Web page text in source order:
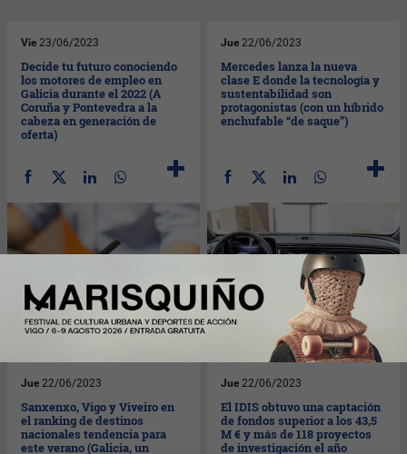
Vie 23/06/2023
Decide tu futuro conociendo
los motores de empleo en
Galicia durante el 2022 (A
Coruña y Pontevedra a la
cabeza en generación de
oferta)
Jue 22/06/2023
Mercedes lanza la nueva
clase E donde la tecnología y
sustentabilidad son
protagonistas (con un híbrido
enchufable “de saque”)
Jue 22/06/2023
Sanxenxo, Vigo y Viveiro en
el ranking de destinos
nacionales tendencia para
este verano (Galicia, un
Jue 22/06/2023
El IDIS obtuvo una captación
de fondos superior a los 43,5
M € y más de 118 proyectos
de investigación el año